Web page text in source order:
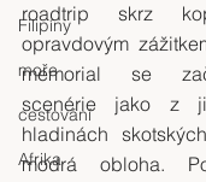
Filipíny
moře
cestování
Afrika
roadtrip skrz
opravdovým
memorial se
scenérie jako z
hladinách
modrá obloha.